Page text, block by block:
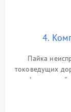
4.
Пайка
токоведущих
BIOS